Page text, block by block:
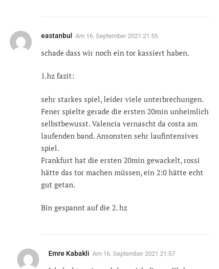
eastanbul Am 16. September 2021 21:55
schade dass wir noch ein tor kassiert haben.
1.hz fazit:
sehr starkes spiel, leider viele unterbrechungen.
Fener spielte gerade die ersten 20min unheimlich
selbstbewusst. Valencia vernascht da costa am
laufenden band. Ansonsten sehr laufintensives
spiel.
Frankfurt hat die ersten 20min gewackelt, rossi
hätte das tor machen müssen, ein 2:0 hätte echt
gut getan.
Bin gespannt auf die 2. hz
Emre Kabakli Am 16. September 2021 21:57